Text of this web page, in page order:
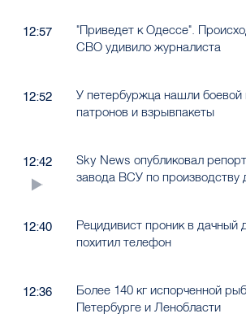
12:57
"Приведет к Одессе".
СВО удивило журналиста
12:52
У петербуржца нашли боевой
патронов и взрывпакеты
12:42
Sky News опубликовал
завода ВСУ по производству
12:40
Рецидивист проник в дачный
похитил телефон
12:36
Более 140 кг испорченной
Петербурге и Ленобласти